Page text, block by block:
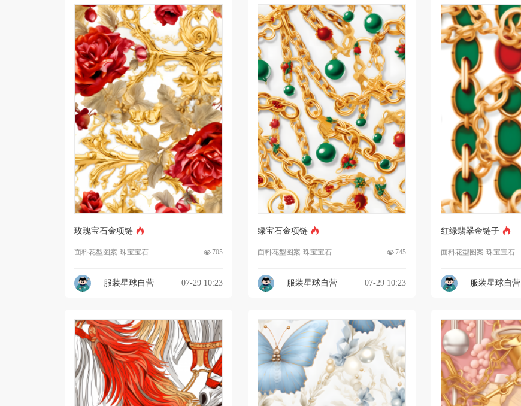
玫瑰宝石金项链
面料花型图案-珠宝宝石 705
服装星球自营 07-29 10:23
绿宝石金项链
面料花型图案-珠宝宝石 745
服装星球自营 07-29 10:23
红绿翡翠金链子
面料花型图案-珠宝宝石
服装星球自营